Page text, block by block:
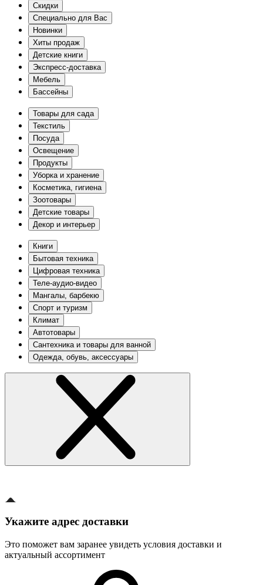
Скидки
Специально для Вас
Новинки
Хиты продаж
Детские книги
Экспресс-доставка
Мебель
Бассейны
Товары для сада
Текстиль
Посуда
Освещение
Продукты
Уборка и хранение
Косметика, гигиена
Зоотовары
Детские товары
Декор и интерьер
Книги
Бытовая техника
Цифровая техника
Теле-аудио-видео
Мангалы, барбекю
Спорт и туризм
Климат
Автотовары
Сантехника и товары для ванной
Одежда, обувь, аксессуары
Укажите адрес доставки
Это поможет вам заранее увидеть условия доставки и
актуальный ассортимент